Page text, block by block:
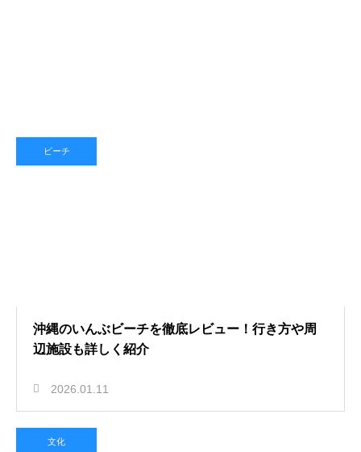
ビーチ
沖縄のいんぶビーチを徹底レビュー！行き方や周
辺施設も詳しく紹介
2026.01.11
文化